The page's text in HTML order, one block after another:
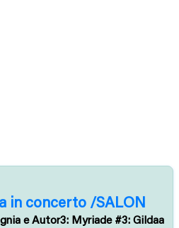
in concerto /SALON
e Autor3: Myriade #3: Gildaa